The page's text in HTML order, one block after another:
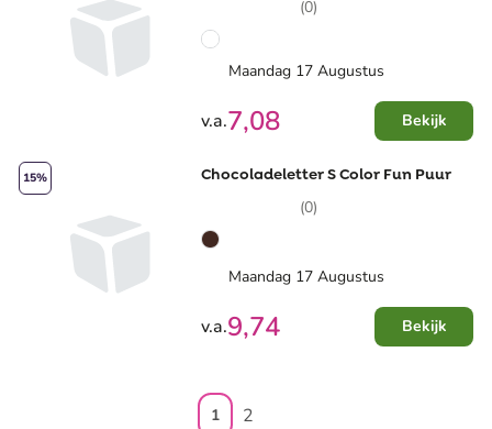
(0)
Maandag 17 Augustus
v.a.7,08 Bekijk
15% Chocoladeletter S Color Fun Puur
(0)
Maandag 17 Augustus
v.a.9,74 Bekijk
1 2